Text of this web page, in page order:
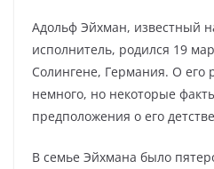
Адольф Эйхман, известный
исполнитель, родился 19
Солингене, Германия. О его
немного, но некоторые
предположения о его
В семье Эйхмана было